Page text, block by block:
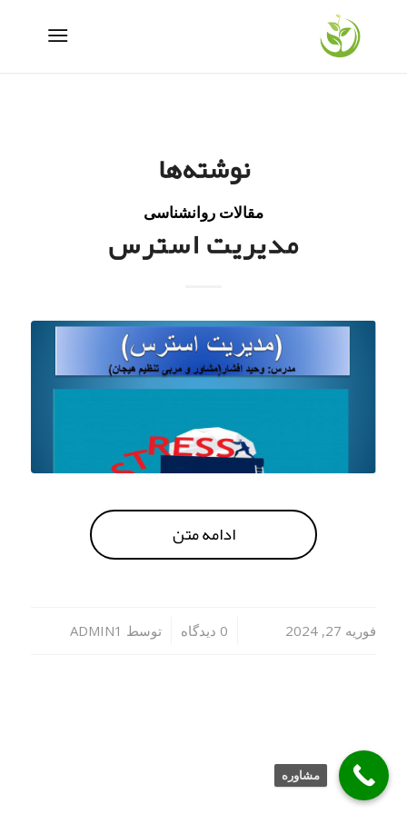
نوشته‌ها
مقالات روانشناسی
مدیریت استرس
ادامه متن
فوریه 27, 2024 / 0 دیدگاه/ توسط ADMIN1
مشاوره